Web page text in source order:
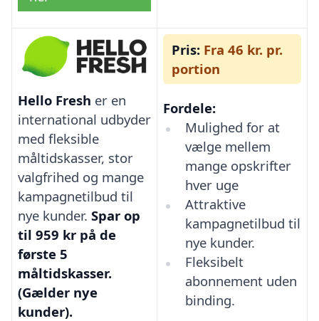
Hello Fresh er en
international udbyder
med fleksible
måltidskasser, stor
valgfrihed og mange
kampagnetilbud til
nye kunder. Spar op
til 959 kr på de
første 5
måltidskasser.
(Gælder nye
kunder).
Pris: Fra 46 kr. pr.
portion
Fordele:
Mulighed for at
vælge mellem
mange opskrifter
hver uge
Attraktive
kampagnetilbud til
nye kunder.
Fleksibelt
abonnement uden
binding.